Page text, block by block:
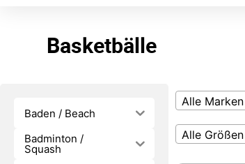
Basketbälle
Baden / Beach
Badminton /
Squash
Alle Marken
Alle Größen